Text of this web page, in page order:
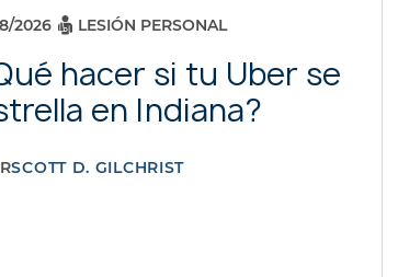
2026 LESIÓN PERSONAL
hacer si tu Uber se
en Indiana?
SCOTT D. GILCHRIST